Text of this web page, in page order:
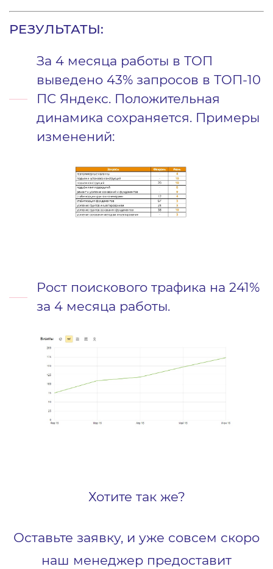
РЕЗУЛЬТАТЫ:
За 4 месяца работы в ТОП
выведено 43% запросов в ТОП-10
ПС Яндекс. Положительная
динамика сохраняется. Примеры
изменений:
Рост поискового трафика на 241%
за 4 месяца работы.
Хотите так же?
Оставьте заявку, и уже совсем скоро
наш менеджер предоставит